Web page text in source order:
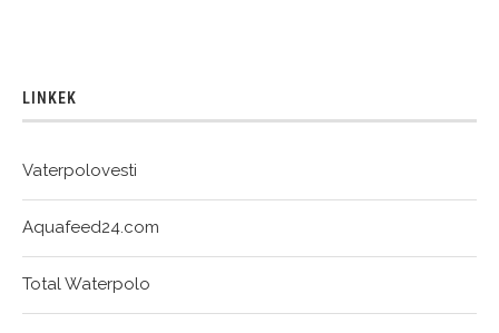
LINKEK
Vaterpolovesti
Aquafeed24.com
Total Waterpolo